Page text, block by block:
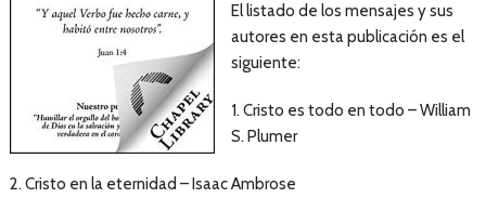
El listado de los mensajes y sus
autores en esta publicación es el
siguiente:
1. Cristo es todo en todo – William
S. Plumer
2. Cristo en la eternidad – Isaac Ambrose